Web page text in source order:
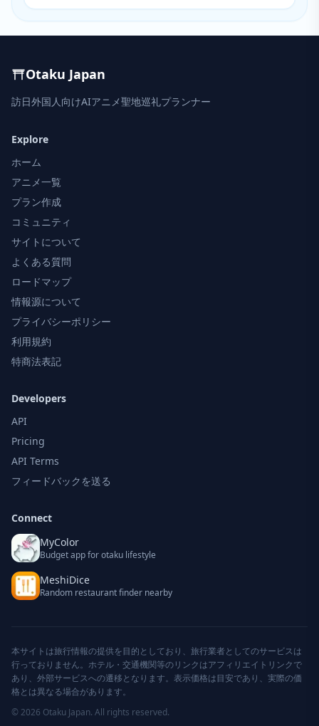
Otaku Japan
訪日外国人向けAIアニメ聖地巡礼プランナー
Explore
ホーム
アニメ一覧
プラン作成
コミュニティ
サイトについて
よくある質問
ロードマップ
情報源について
プライバシーポリシー
利用規約
特商法表記
Developers
API
Pricing
API Terms
フィードバックを送る
Connect
MyColor
Budget app for otaku lifestyle
MeshiDice
Random restaurant finder nearby
本サイトは旅行情報の提供を目的としており、旅行業者としてのサービスは
行っておりません。ホテル・交通機関等のリンクはアフィリエイトリンクで
あり、外部サービスへの遷移となります。表示価格は目安であり、実際の価
格とは異なる場合があります。
© 2026 Otaku Japan. All rights reserved.